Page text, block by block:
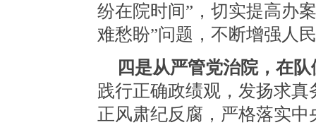
纷在院时间”，切实提高办
难愁盼”问题，不断增强人
四是从严管党治院，在
践行正确政绩观，发扬求
正风肃纪反腐，严格落实